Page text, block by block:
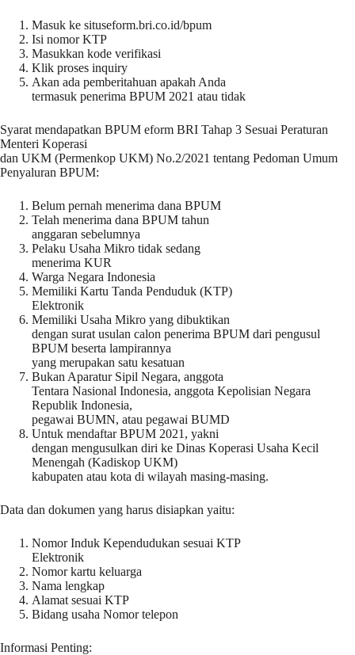
Masuk ke situseform.bri.co.id/bpum
Isi nomor KTP
Masukkan kode verifikasi
Klik proses inquiry
Akan ada pemberitahuan apakah Anda
termasuk penerima BPUM 2021 atau tidak
Syarat mendapatkan BPUM eform BRI Tahap 3 Sesuai Peraturan
Menteri Koperasi
dan UKM (Permenkop UKM) No.2/2021 tentang Pedoman Umum
Penyaluran BPUM:
Belum pernah menerima dana BPUM
Telah menerima dana BPUM tahun
anggaran sebelumnya
Pelaku Usaha Mikro tidak sedang
menerima KUR
Warga Negara Indonesia
Memiliki Kartu Tanda Penduduk (KTP)
Elektronik
Memiliki Usaha Mikro yang dibuktikan
dengan surat usulan calon penerima BPUM dari pengusul
BPUM beserta lampirannya
yang merupakan satu kesatuan
Bukan Aparatur Sipil Negara, anggota
Tentara Nasional Indonesia, anggota Kepolisian Negara
Republik Indonesia,
pegawai BUMN, atau pegawai BUMD
Untuk mendaftar BPUM 2021, yakni
dengan mengusulkan diri ke Dinas Koperasi Usaha Kecil
Menengah (Kadiskop UKM)
kabupaten atau kota di wilayah masing-masing.
Data dan dokumen yang harus disiapkan yaitu:
Nomor Induk Kependudukan sesuai KTP
Elektronik
Nomor kartu keluarga
Nama lengkap
Alamat sesuai KTP
Bidang usaha Nomor telepon
Informasi Penting: